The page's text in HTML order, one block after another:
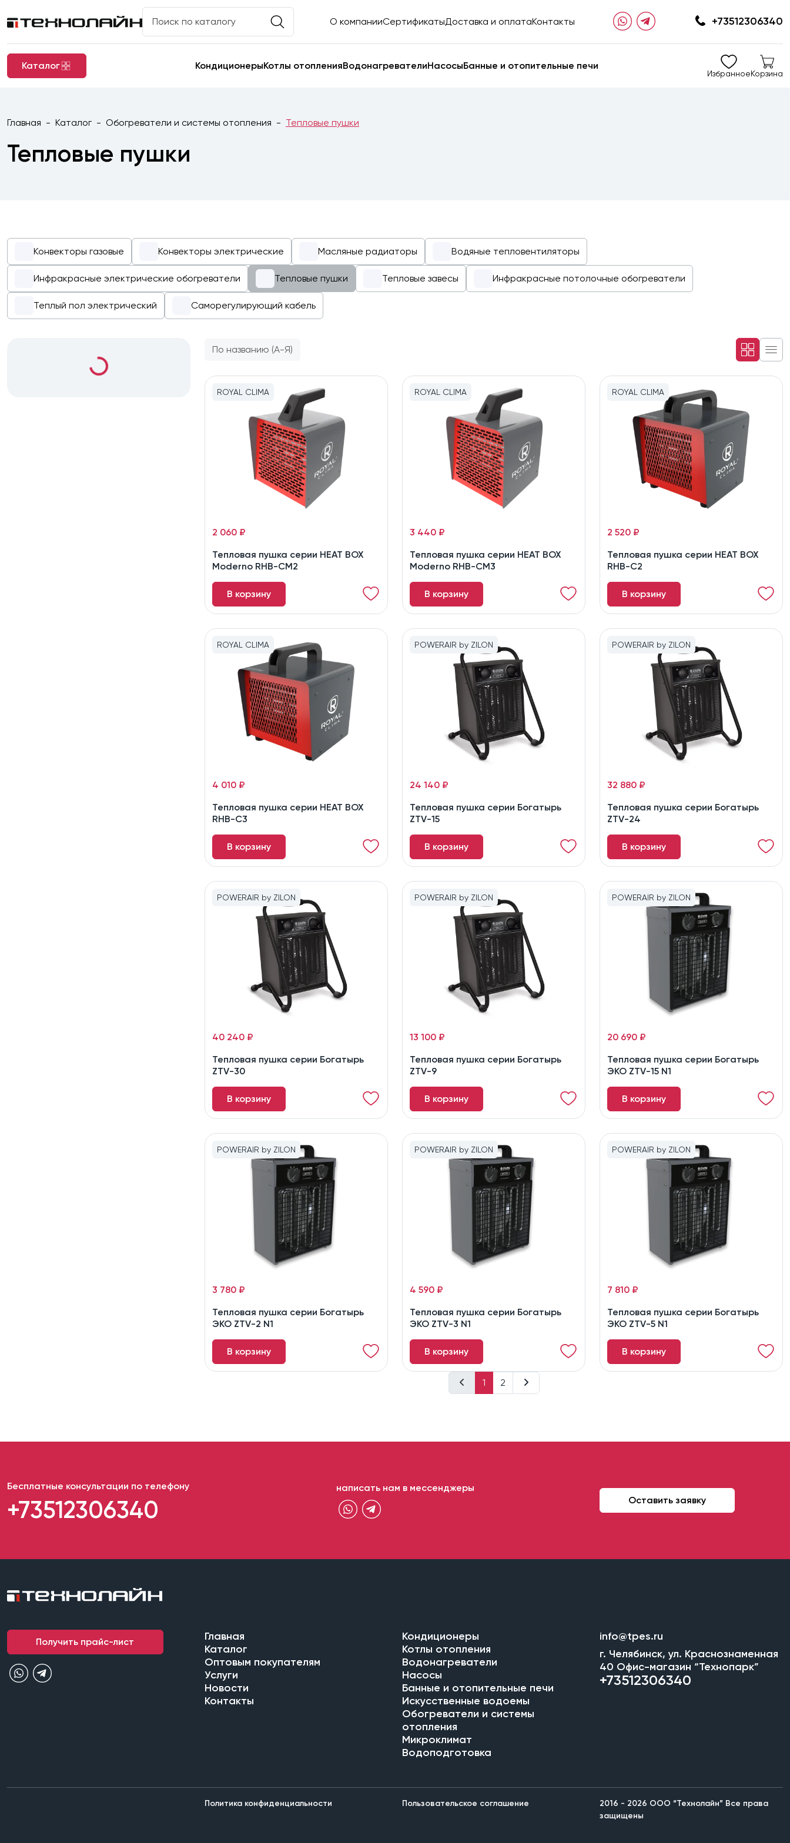
О компанииСертификатыДоставка и оплатаКонтакты +73512306340
Каталог КондиционерыКотлы отопленияВодонагревателиНасосыБанные и отопительные печи
ИзбранноеКорзина
Главная Каталог Обогреватели и системы отопления Тепловые пушки
Тепловые пушки
Конвекторы газовые Конвекторы электрические Масляные радиаторы Водяные тепловентиляторы
Инфракрасные электрические обогреватели Тепловые пушки Тепловые завесы Инфракрасные потолочные обогреватели
Теплый пол электрический Саморегулирующий кабель
По названию (А-Я)
ROYAL CLIMA
Тепловая пушка серии HEAT BOX
Moderno RHB-CM2
2 060 ₽
В корзину
ROYAL CLIMA
Тепловая пушка серии HEAT BOX
Moderno RHB-CM3
3 440 ₽
В корзину
ROYAL CLIMA
Тепловая пушка серии HEAT BOX
RHB-C2
2 520 ₽
В корзину
ROYAL CLIMA
Тепловая пушка серии HEAT BOX
RHB-C3
4 010 ₽
В корзину
POWERAIR by ZILON
Тепловая пушка серии Богатырь
ZTV-15
24 140 ₽
В корзину
POWERAIR by ZILON
Тепловая пушка серии Богатырь
ZTV-24
32 880 ₽
В корзину
POWERAIR by ZILON
Тепловая пушка серии Богатырь
ZTV-30
40 240 ₽
В корзину
POWERAIR by ZILON
Тепловая пушка серии Богатырь
ZTV-9
13 100 ₽
В корзину
POWERAIR by ZILON
Тепловая пушка серии Богатырь
ЭКО ZTV-15 N1
20 690 ₽
В корзину
POWERAIR by ZILON
Тепловая пушка серии Богатырь
ЭКО ZTV-2 N1
3 780 ₽
В корзину
POWERAIR by ZILON
Тепловая пушка серии Богатырь
ЭКО ZTV-3 N1
4 590 ₽
В корзину
POWERAIR by ZILON
Тепловая пушка серии Богатырь
ЭКО ZTV-5 N1
7 810 ₽
В корзину
1 2
Бесплатные консультации по телефону
+73512306340
написать нам в мессенджеры
Оставить заявку
Получить прайс-лист
Главная
Каталог
Оптовым покупателям
Услуги
Новости
Контакты
Кондиционеры
Котлы отопления
Водонагреватели
Насосы
Банные и отопительные печи
Искусственные водоемы
Обогреватели и системы
отопления
Микроклимат
Водоподготовка
info@tpes.ru
г. Челябинск, ул. Краснознаменная
40 Офис-магазин “Технопарк”
+73512306340
Политика конфиденциальности Пользовательское соглашение
2016 - 2026 ООО “Технолайн” Все права
защищены